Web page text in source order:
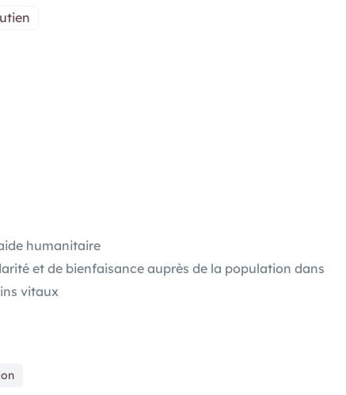
humanitaire
et de bienfaisance auprès de la population dans
vitaux